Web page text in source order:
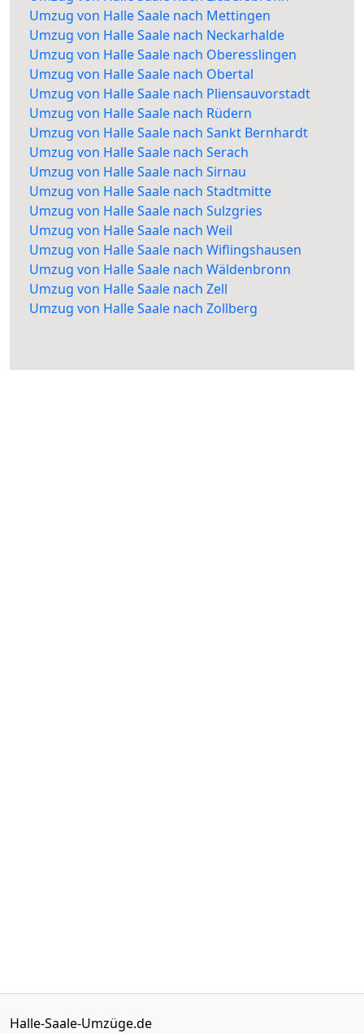
Umzug von Halle Saale nach Mettingen
Umzug von Halle Saale nach Neckarhalde
Umzug von Halle Saale nach Oberesslingen
Umzug von Halle Saale nach Obertal
Umzug von Halle Saale nach Pliensauvorstadt
Umzug von Halle Saale nach Rüdern
Umzug von Halle Saale nach Sankt Bernhardt
Umzug von Halle Saale nach Serach
Umzug von Halle Saale nach Sirnau
Umzug von Halle Saale nach Stadtmitte
Umzug von Halle Saale nach Sulzgries
Umzug von Halle Saale nach Weil
Umzug von Halle Saale nach Wiflingshausen
Umzug von Halle Saale nach Wäldenbronn
Umzug von Halle Saale nach Zell
Umzug von Halle Saale nach Zollberg
Halle-Saale-Umzüge.de